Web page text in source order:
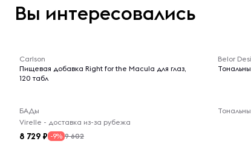
Вы интересовались
Carlson
Пищевая добавка Right for the Macula для глаз,
120 табл
БАДы
Virelle - доставка из-за рубежа
8 729 -9% 9 602
Belor